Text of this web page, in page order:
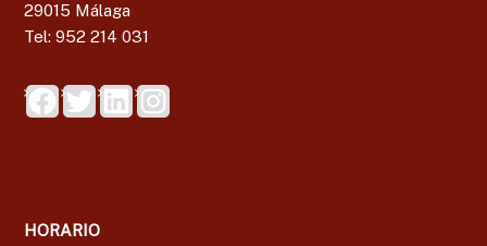
29015 Málaga
Tel: 952 214 031
HORARIO